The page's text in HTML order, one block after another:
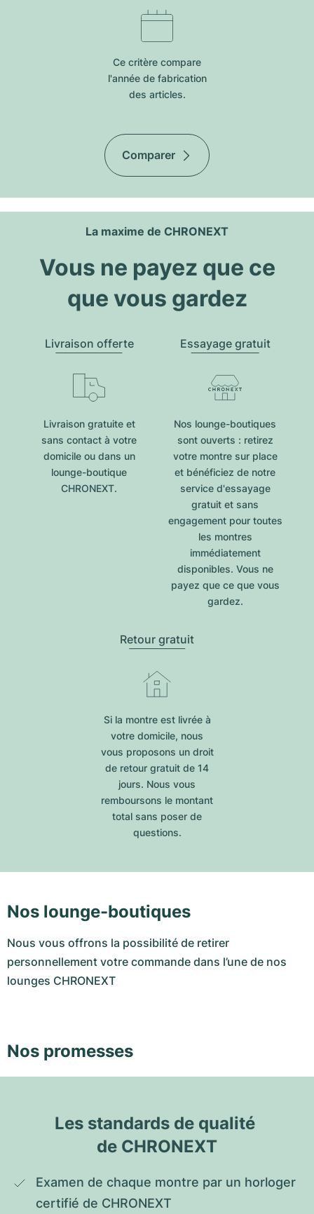
Ce critère compare
l'année de fabrication
des articles.
Comparer
La maxime de CHRONEXT
Vous ne payez que ce
que vous gardez
Livraison offerte
Livraison gratuite et
sans contact à votre
domicile ou dans un
lounge-boutique
CHRONEXT.
Essayage gratuit
Nos lounge-boutiques
sont ouverts : retirez
votre montre sur place
et bénéficiez de notre
service d'essayage
gratuit et sans
engagement pour toutes
les montres
immédiatement
disponibles. Vous ne
payez que ce que vous
gardez.
Retour gratuit
Si la montre est livrée à
votre domicile, nous
vous proposons un droit
de retour gratuit de 14
jours. Nous vous
remboursons le montant
total sans poser de
questions.
Nos lounge-boutiques
Nous vous offrons la possibilité de retirer
personnellement votre commande dans l’une de nos
lounges CHRONEXT
Nos promesses
Les standards de qualité
de CHRONEXT
Examen de chaque montre par un horloger
certifié de CHRONEXT